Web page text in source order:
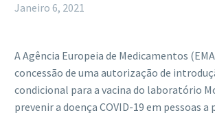
Janeiro 6, 2021
A Agência Europeia de Medicamentos
concessão de uma autorização de
condicional para a vacina do laboratório
prevenir a doença COVID-19 em pessoas a